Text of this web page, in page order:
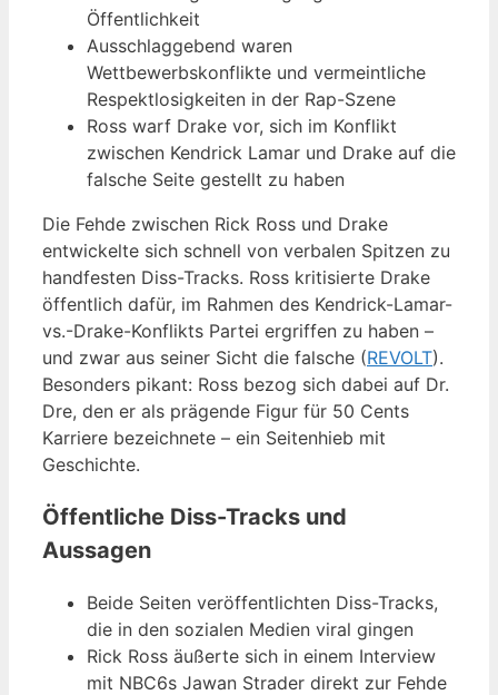
Öffentlichkeit
Ausschlaggebend waren
Wettbewerbskonflikte und vermeintliche
Respektlosigkeiten in der Rap-Szene
Ross warf Drake vor, sich im Konflikt
zwischen Kendrick Lamar und Drake auf die
falsche Seite gestellt zu haben
Die Fehde zwischen Rick Ross und Drake
entwickelte sich schnell von verbalen Spitzen zu
handfesten Diss-Tracks. Ross kritisierte Drake
öffentlich dafür, im Rahmen des Kendrick-Lamar-
vs.-Drake-Konflikts Partei ergriffen zu haben –
und zwar aus seiner Sicht die falsche (REVOLT).
Besonders pikant: Ross bezog sich dabei auf Dr.
Dre, den er als prägende Figur für 50 Cents
Karriere bezeichnete – ein Seitenhieb mit
Geschichte.
Öffentliche Diss-Tracks und
Aussagen
Beide Seiten veröffentlichten Diss-Tracks,
die in den sozialen Medien viral gingen
Rick Ross äußerte sich in einem Interview
mit NBC6s Jawan Strader direkt zur Fehde